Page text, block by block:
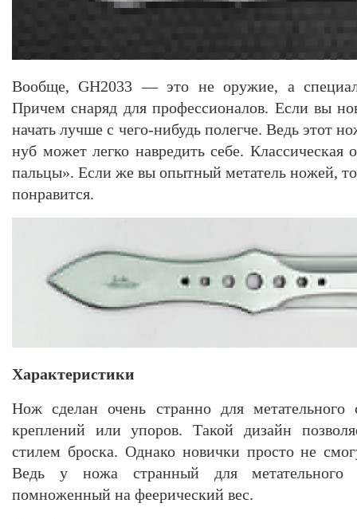
Вообще, GH2033 — это не оружие, а
Причем снаряд для профессионалов. Если вы
начать лучше с чего-нибудь полегче. Ведь этот
нуб может легко навредить себе. Классическая
пальцы». Если же вы опытный метатель ножей,
понравится.
Характеристики
Нож сделан очень странно для метательного
креплений или упоров. Такой дизайн
стилем броска. Однако новички просто не
Ведь у ножа странный для
помноженный на феерический вес.